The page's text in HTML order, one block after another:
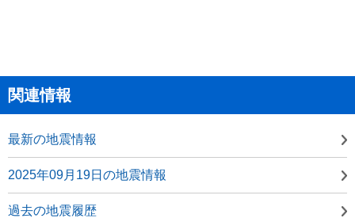
関連情報
最新の地震情報
2025年09月19日の地震情報
過去の地震履歴